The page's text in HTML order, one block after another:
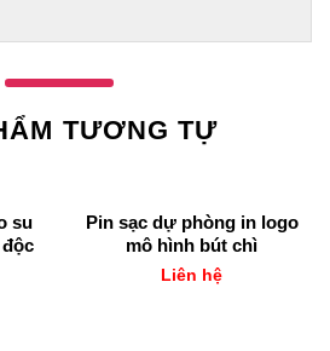
TƯƠNG TỰ
su
Pin sạc dự phòng in logo
mô hình bút chì
Liên hệ